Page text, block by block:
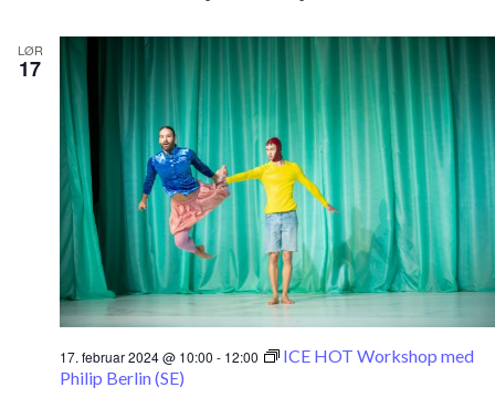
LØR
17
17. februar 2024 @ 10:00 - 12:00
ICE HOT Workshop med
Philip Berlin (SE)